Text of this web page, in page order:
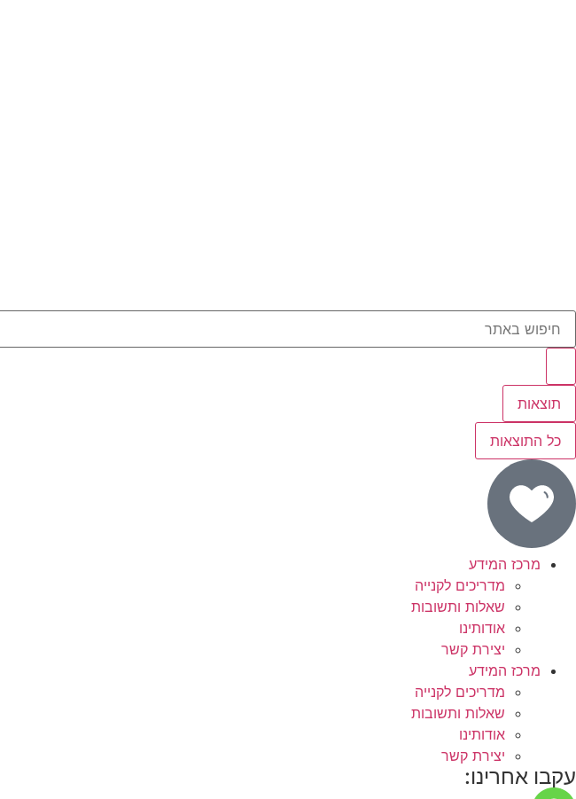
תוצאות
כל התוצאות
מרכז המידע
מדריכים לקנייה
שאלות ותשובות
אודותינו
יצירת קשר
מרכז המידע
מדריכים לקנייה
שאלות ותשובות
אודותינו
יצירת קשר
עקבו אחרינו: